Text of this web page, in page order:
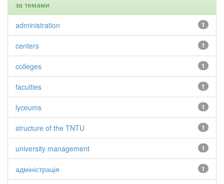
за темами
1
administration
1
centers
1
colleges
1
faculties
1
lyceums
1
structure of the TNTU
1
university management
1
адміністрація